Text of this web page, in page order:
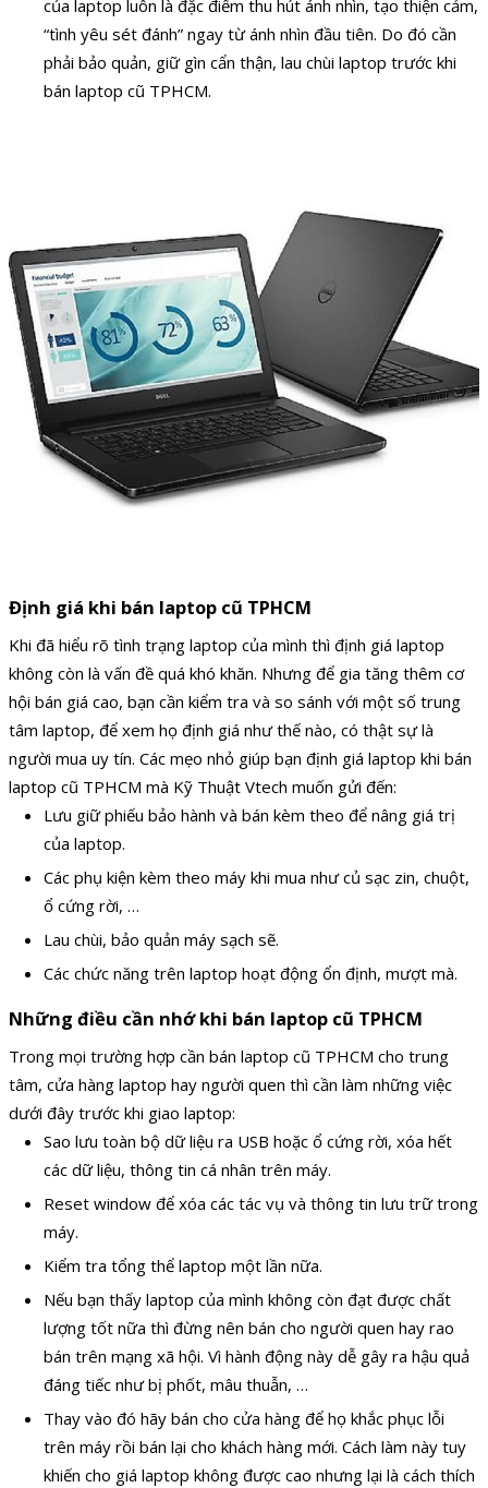
của laptop luôn là đặc điểm thu hút ánh nhìn, tạo thiện cảm,
“tình yêu sét đánh” ngay từ ánh nhìn đầu tiên. Do đó cần
phải bảo quản, giữ gìn cẩn thận, lau chùi laptop trước khi
bán laptop cũ TPHCM.
Định giá khi bán laptop cũ TPHCM
Khi đã hiểu rõ tình trạng laptop của mình thì định giá laptop
không còn là vấn đề quá khó khăn. Nhưng để gia tăng thêm cơ
hội bán giá cao, bạn cần kiểm tra và so sánh với một số trung
tâm laptop, để xem họ định giá như thế nào, có thật sự là
người mua uy tín. Các mẹo nhỏ giúp bạn định giá laptop khi bán
laptop cũ TPHCM mà Kỹ Thuật Vtech muốn gửi đến:
Lưu giữ phiếu bảo hành và bán kèm theo để nâng giá trị
của laptop.
Các phụ kiện kèm theo máy khi mua như củ sạc zin, chuột,
ổ cứng rời, …
Lau chùi, bảo quản máy sạch sẽ.
Các chức năng trên laptop hoạt động ổn định, mượt mà.
Những điều cần nhớ khi bán laptop cũ TPHCM
Trong mọi trường hợp cần bán laptop cũ TPHCM cho trung
tâm, cửa hàng laptop hay người quen thì cần làm những việc
dưới đây trước khi giao laptop:
Sao lưu toàn bộ dữ liệu ra USB hoặc ổ cứng rời, xóa hết
các dữ liệu, thông tin cá nhân trên máy.
Reset window để xóa các tác vụ và thông tin lưu trữ trong
máy.
Kiểm tra tổng thể laptop một lần nữa.
Nếu bạn thấy laptop của mình không còn đạt được chất
lượng tốt nữa thì đừng nên bán cho người quen hay rao
bán trên mạng xã hội. Vì hành động này dễ gây ra hậu quả
đáng tiếc như bị phốt, mâu thuẫn, …
Thay vào đó hãy bán cho cửa hàng để họ khắc phục lỗi
trên máy rồi bán lại cho khách hàng mới. Cách làm này tuy
khiến cho giá laptop không được cao nhưng lại là cách thích